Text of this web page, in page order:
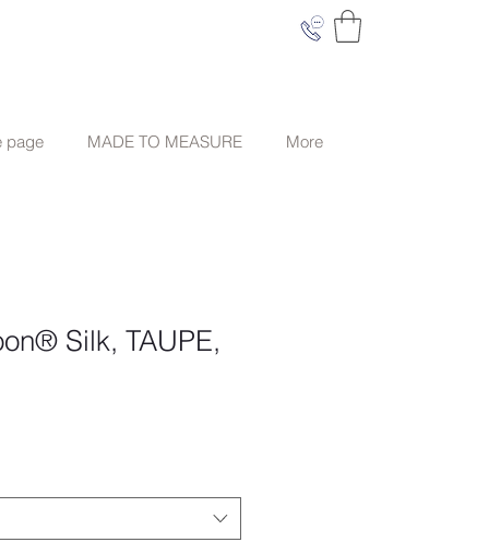
page MADE TO MEASURE More
Silk, TAUPE,